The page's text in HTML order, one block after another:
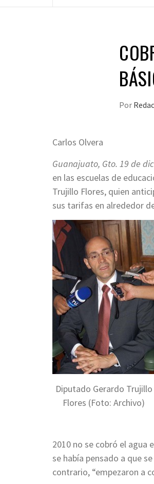
Por
Carlos Olvera
Guanajuato, Gto. 19 de
en las escuelas de
Trujillo Flores, quien
sus tarifas en alrededor
Diputado Gerardo Trujillo
Flores (Foto: Archivo)
2010 no se cobró el agua
se había pensado a que
contrario, “empezaron a